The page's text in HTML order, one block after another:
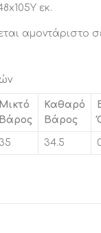
εκ.
αμοντάριστο
Μικτό
Βάρος
Καθαρό
Βάρος
35 34.5